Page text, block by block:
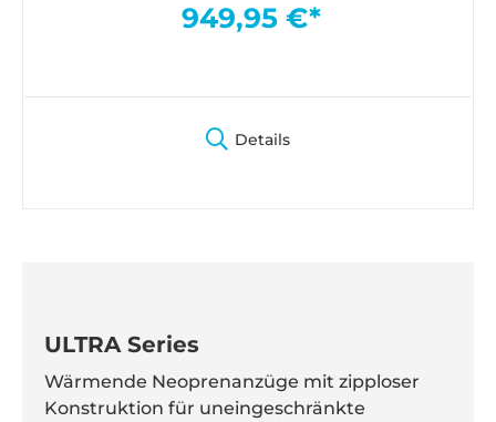
949,95 €*
Details
ULTRA Series
Wärmende Neoprenanzüge mit zipploser
Konstruktion für uneingeschränkte